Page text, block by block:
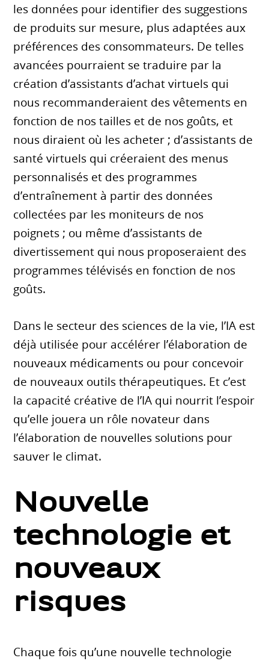
les données pour identifier des suggestions
de produits sur mesure, plus adaptées aux
préférences des consommateurs. De telles
avancées pourraient se traduire par la
création d’assistants d’achat virtuels qui
nous recommanderaient des vêtements en
fonction de nos tailles et de nos goûts, et
nous diraient où les acheter ; d’assistants de
santé virtuels qui créeraient des menus
personnalisés et des programmes
d’entraînement à partir des données
collectées par les moniteurs de nos
poignets ; ou même d’assistants de
divertissement qui nous proposeraient des
programmes télévisés en fonction de nos
goûts.
Dans le secteur des sciences de la vie, l’IA est
déjà utilisée pour accélérer l’élaboration de
nouveaux médicaments ou pour concevoir
de nouveaux outils thérapeutiques. Et c’est
la capacité créative de l’IA qui nourrit l’espoir
qu’elle jouera un rôle novateur dans
l’élaboration de nouvelles solutions pour
sauver le climat.
Nouvelle
technologie et
nouveaux
risques
Chaque fois qu’une nouvelle technologie